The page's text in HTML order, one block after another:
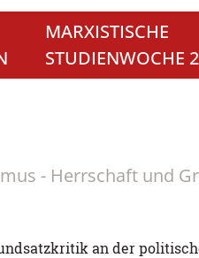
MARXISTISCHE
STUDIENWOCHE
- Herrschaft und
an der